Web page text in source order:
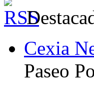
Cexia
Paseo